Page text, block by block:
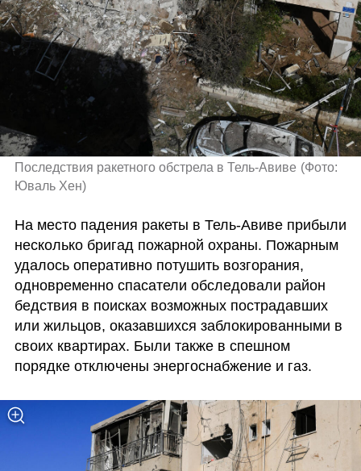
Последствия ракетного обстрела в Тель-Авиве (Фото:
Юваль Хен)
На место падения ракеты в Тель-Авиве прибыли
несколько бригад пожарной охраны. Пожарным
удалось оперативно потушить возгорания,
одновременно спасатели обследовали район
бедствия в поисках возможных пострадавших
или жильцов, оказавшихся заблокированными в
своих квартирах. Были также в спешном
порядке отключены энергоснабжение и газ.